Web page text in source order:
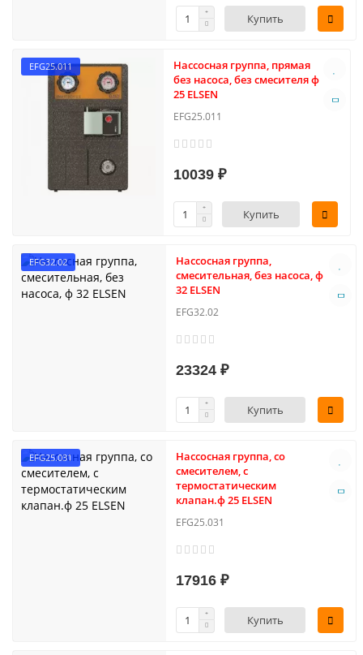
Купить
EFG25.011
Нассосная группа, прямая
без насоса, без смесителя ф
25 ELSEN
EFG25.011
10039 ₽
Купить
EFG32.02
Нассосная группа,
смесительная, без насоса, ф
32 ELSEN
EFG32.02
23324 ₽
Купить
EFG25.031
Нассосная группа, со
смесителем, с
термостатическим
клапан.ф 25 ELSEN
EFG25.031
17916 ₽
Купить